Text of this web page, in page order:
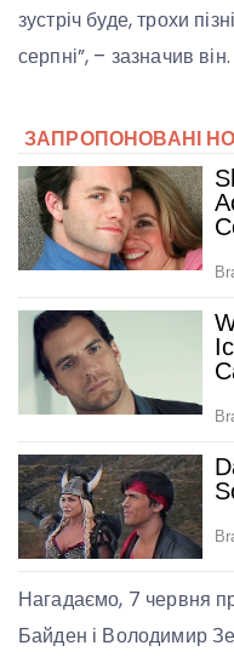
зустріч буде, трохи
серпні”, – зазначив він.
Нагадаємо, 7 червня
Байден і Володимир